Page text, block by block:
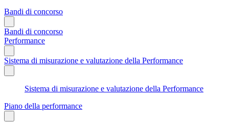
Bandi di concorso
Bandi di concorso
Performance
Sistema di misurazione e valutazione della Performance
Sistema di misurazione e valutazione della Performance
Piano della performance